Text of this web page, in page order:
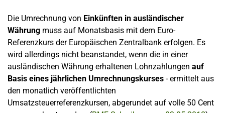
Die Umrechnung von Einkünften in ausländischer
Währung muss auf Monatsbasis mit dem Euro-
Referenzkurs der Europäischen Zentralbank erfolgen. Es
wird allerdings nicht beanstandet, wenn die in einer
ausländischen Währung erhaltenen Lohnzahlungen auf
Basis eines jährlichen Umrechnungskurses - ermittelt aus
den monatlich veröffentlichten
Umsatzsteuerreferenzkursen, abgerundet auf volle 50 Cent